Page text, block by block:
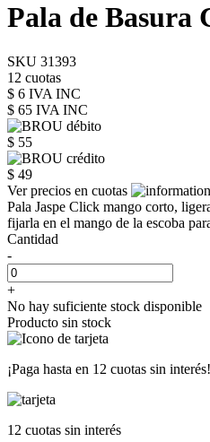
Pala de Basura
SKU 31393
12 cuotas
$ 6 IVA INC
$ 65 IVA INC
$ 55
$ 49
Ver precios en cuotas
Pala Jaspe Click mango corto,
fijarla en el mango de la escoba
Cantidad
-
+
No hay suficiente stock disponible
Producto sin stock
¡Paga hasta en 12 cuotas sin interés!
12 cuotas sin interés